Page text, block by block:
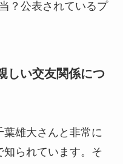
？公表されているプ
しい交友関係につ
葉雄大さんと非常に
られています。そ